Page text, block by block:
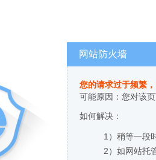
网站防火墙
您的请求过于频繁
可能原因：您对该
如何解决：
1）稍等一段
2）如网站托